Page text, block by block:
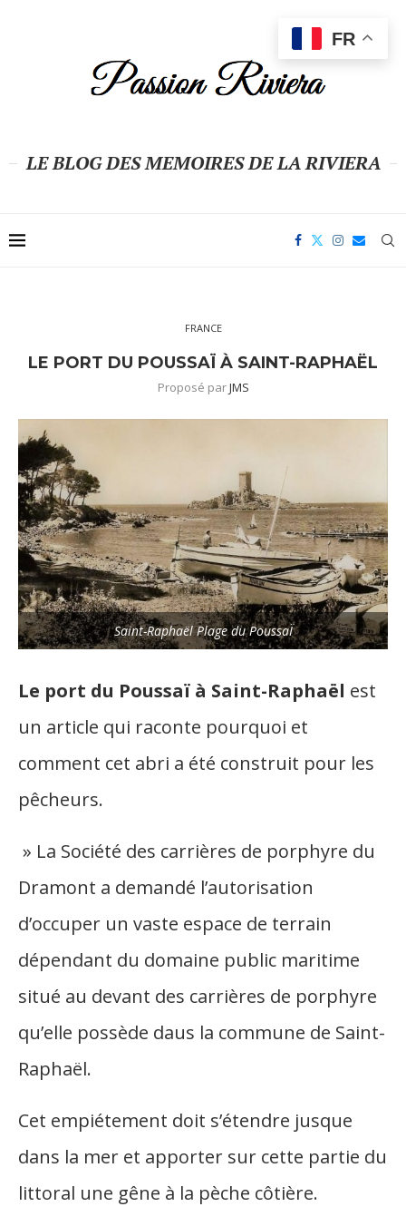
LE BLOG DES MEMOIRES DE LA RIVIERA
FRANCE
LE PORT DU POUSSAÏ À SAINT-RAPHAËL
Proposé parJMS
Saint-Raphaël Plage du PoussaÏ
Le port du Poussaï à Saint-Raphaël est
un article qui raconte pourquoi et
comment cet abri a été construit pour les
pêcheurs.
» La Société des carrières de porphyre du
Dramont a demandé l’autorisation
d’occuper un vaste espace de terrain
dépendant du domaine public maritime
situé au devant des carrières de porphyre
qu’elle possède daus la commune de Saint-
Raphaël.
Cet empiétement doit s’étendre jusque
dans la mer et apporter sur cette partie du
littoral une gêne à la pèche côtière.
FR